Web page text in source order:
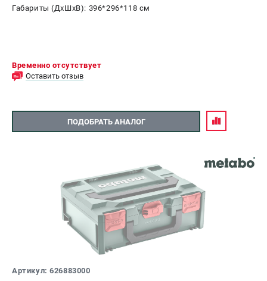
Габариты (ДхШхВ): 396*296*118 см
Временно отсутствует
Оставить отзыв
ПОДОБРАТЬ АНАЛОГ
Артикул: 626883000